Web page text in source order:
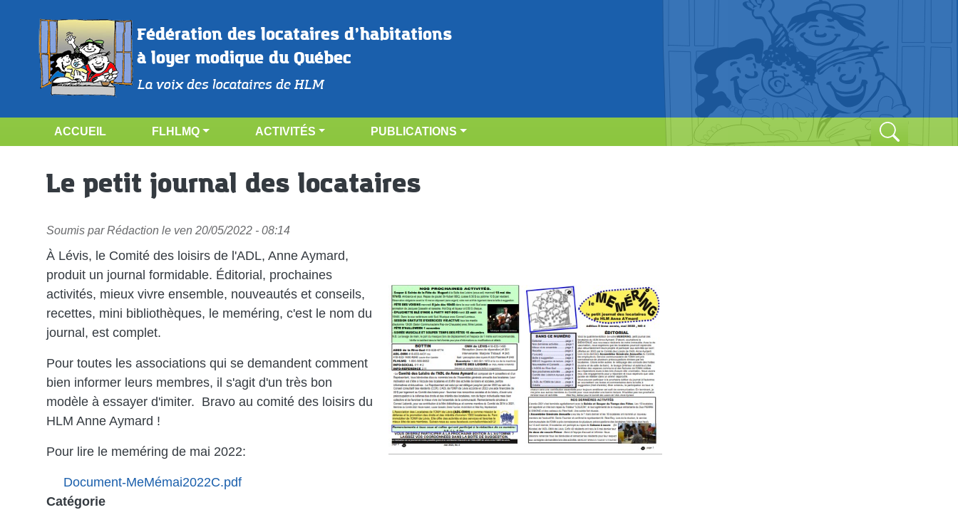
Fédération des locataires d’habitations
à loyer modique du Québec
La voix des locataires de HLM
NAVIGATION PRINCIPALE
ACCUEIL FLHLMQ ACTIVITÉS PUBLICATIONS
Le petit journal des locataires
Soumis parRédaction le ven 20/05/2022 - 08:14
Image
À Lévis, le Comité des loisirs de l'ADL, Anne Aymard,
produit un journal formidable. Éditorial, prochaines
activités, mieux vivre ensemble, nouveautés et conseils,
recettes, mini bibliothèques, le meméring, c'est le nom du
journal, est complet.
Pour toutes les associations qui se demandent comment
bien informer leurs membres, il s'agit d'un très bon
modèle à essayer d'imiter. Bravo au comité des loisirs du
HLM Anne Aymard !
Pour lire le meméring de mai 2022:
Document
Document-MeMémai2022C.pdf
Catégorie